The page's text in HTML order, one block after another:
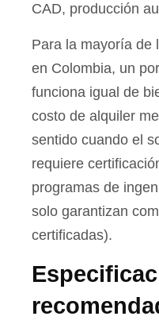
CAD, producción
Para la mayoría de
en Colombia, un
funciona igual de
costo de alquiler
sentido cuando el
requiere
programas de
solo garantizan
certificadas).